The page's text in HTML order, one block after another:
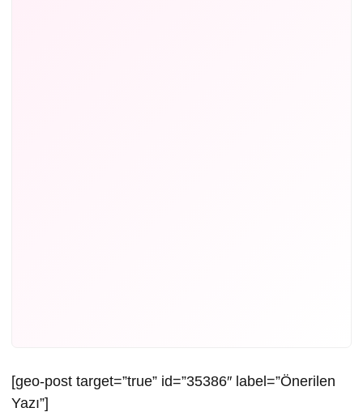
[geo-post target=”true” id=”35386″ label=”Önerilen
Yazı”]